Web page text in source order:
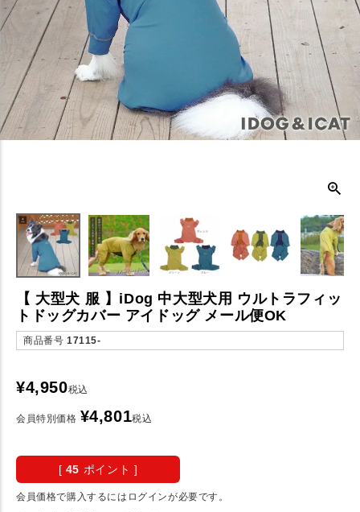
【 大型犬 服 】iDog 中大型犬用 ウルトラフィッ
トドッグカバー アイドッグ メール便OK
商品番号 17115-
¥4,950税込
会員特別価格 ¥4,801税込
[ 45 ポイント ]
会員価格で購入するにはログインが必要です。